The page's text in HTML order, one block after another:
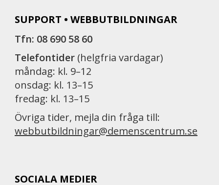
SUPPORT • WEBBUTBILDNINGAR
Tfn: 08 690 58 60
Telefontider (helgfria vardagar)
måndag: kl. 9–12
onsdag: kl. 13–15
fredag: kl. 13–15
Övriga tider, mejla din fråga till:
webbutbildningar@demenscentrum.se
SOCIALA MEDIER